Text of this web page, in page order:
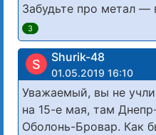
Забудьте про метал —
3
S Shurik-48
01.05.2019 16:10
Уважаемый, вы не
на 15-е мая, там
Оболонь-Бровар. Как